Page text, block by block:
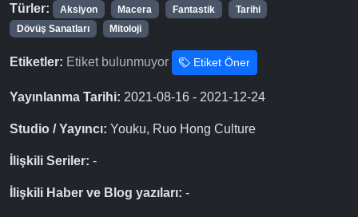
Türler: Aksiyon Macera Fantastik
Tarihi
Dövüş Sanatları
Mitoloji
Etiketler: Etiket bulunmuyor Etiket Öner
Yayınlanma Tarihi: 2021-08-16 - 2021-12-24
Studio / Yayıncı: Youku, Ruo Hong Culture
İlişkili Seriler: -
İlişkili Haber ve Blog yazıları: -